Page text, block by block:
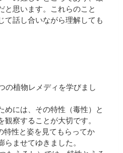
と思います。これらのこと
て話し合いながら理解しても
の植物レメディを学びまし
めには、その特性（毒性）と
察することが大切です。
特性と姿を見てもらってか
らませてゆきました。